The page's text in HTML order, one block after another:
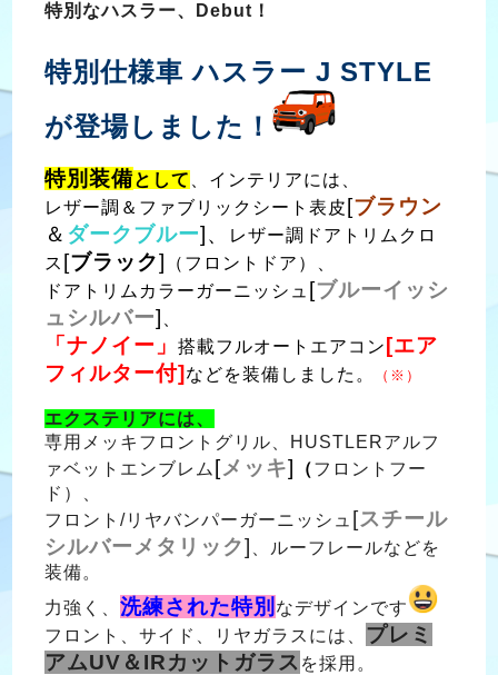
特別なハスラー、Debut！
特別仕様車 ハスラー J STYLE
が登場しました！
特別装備として
、インテリアには、
レザー調＆ファブリックシート表皮[ブラウン
＆ ダークブルー]、
レザー調ドアトリムクロ
ス [ブラック] （ フロントドア）、
ドアトリムカラーガーニッシュ [ブルーイッシ
ュシルバー]
「ナノイー」 搭載フルオートエアコン[エア
フィルター付]などを装備しました。 （※）
エクステリアには、
専用メッキフロントグリル、HUSTLERアルフ
ァベットエンブレム [メッキ] （フロントフー
ド）、
フロント/リヤバンパーガーニッシュ [スチール
シルバーメタリック]
、ルーフレールなどを
装備。
力強く、 洗練された特別 なデザインです
フロント、サイド、リヤガラスには、 プレミ
アムUV＆IRカットガラス を採用。